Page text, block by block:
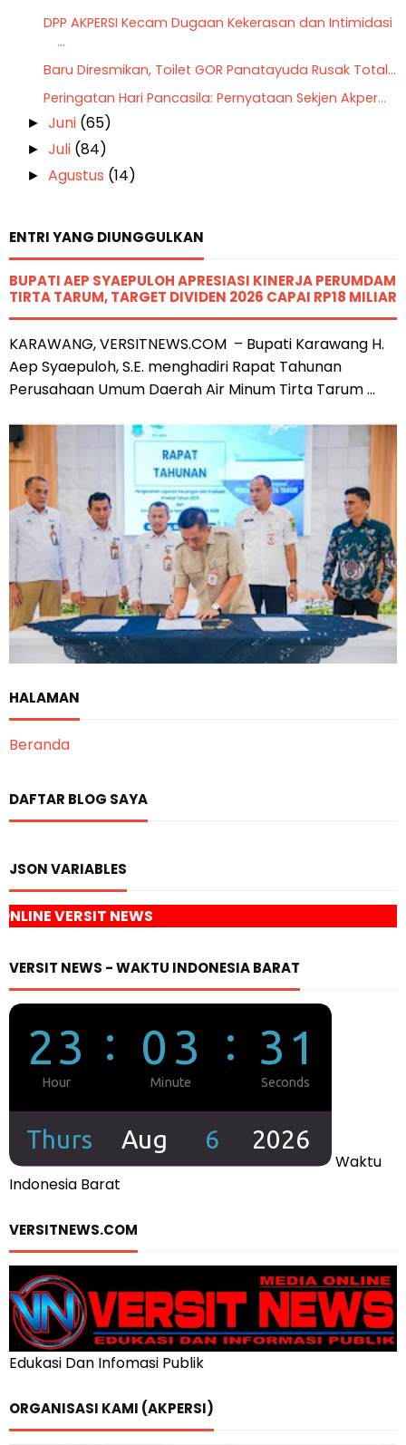
DPP AKPERSI Kecam Dugaan Kekerasan dan Intimidasi
...
Baru Diresmikan, Toilet GOR Panatayuda Rusak Total...
Peringatan Hari Pancasila: Pernyataan Sekjen Akper...
►Juni (65)
►Juli (84)
► Agustus (14)
ENTRI YANG DIUNGGULKAN
BUPATI AEP SYAEPULOH APRESIASI KINERJA PERUMDAM
TIRTA TARUM, TARGET DIVIDEN 2026 CAPAI RP18 MILIAR
KARAWANG, VERSITNEWS.COM – Bupati Karawang H.
Aep Syaepuloh, S.E. menghadiri Rapat Tahunan
Perusahaan Umum Daerah Air Minum Tirta Tarum ...
HALAMAN
Beranda
DAFTAR BLOG SAYA
JSON VARIABLES
VERSIT NEWS - WAKTU INDONESIA BARAT
Waktu
Indonesia Barat
VERSITNEWS.COM
Edukasi Dan Infomasi Publik
ORGANISASI KAMI (AKPERSI)